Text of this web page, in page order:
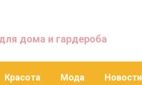
дома и гардероба
Красота Мода Новости